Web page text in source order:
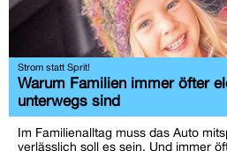
Strom statt Sprit!
Warum Familien immer öfter
unterwegs sind
Im Familienalltag muss das Auto
verlässlich soll es sein. Und immer